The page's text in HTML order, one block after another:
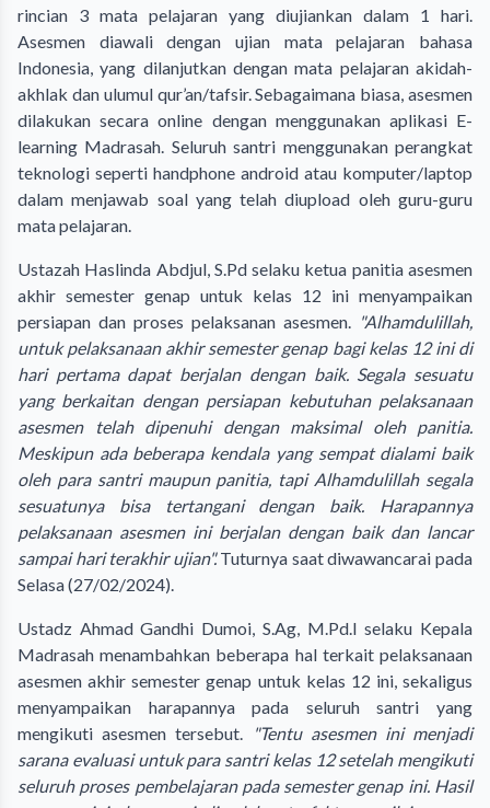
rincian 3 mata pelajaran yang diujiankan dalam 1 hari.
Asesmen diawali dengan ujian mata pelajaran bahasa
Indonesia, yang dilanjutkan dengan mata pelajaran akidah-
akhlak dan ulumul qur’an/tafsir. Sebagaimana biasa, asesmen
dilakukan secara online dengan menggunakan aplikasi E-
learning Madrasah. Seluruh santri menggunakan perangkat
teknologi seperti handphone android atau komputer/laptop
dalam menjawab soal yang telah diupload oleh guru-guru
mata pelajaran.
Ustazah Haslinda Abdjul, S.Pd selaku ketua panitia asesmen
akhir semester genap untuk kelas 12 ini menyampaikan
persiapan dan proses pelaksanan asesmen. "Alhamdulillah,
untuk pelaksanaan akhir semester genap bagi kelas 12 ini di
hari pertama dapat berjalan dengan baik. Segala sesuatu
yang berkaitan dengan persiapan kebutuhan pelaksanaan
asesmen telah dipenuhi dengan maksimal oleh panitia.
Meskipun ada beberapa kendala yang sempat dialami baik
oleh para santri maupun panitia, tapi Alhamdulillah segala
sesuatunya bisa tertangani dengan baik. Harapannya
pelaksanaan asesmen ini berjalan dengan baik dan lancar
sampai hari terakhir ujian".Tuturnya saat diwawancarai pada
Selasa (27/02/2024).
Ustadz Ahmad Gandhi Dumoi, S.Ag, M.Pd.I selaku Kepala
Madrasah menambahkan beberapa hal terkait pelaksanaan
asesmen akhir semester genap untuk kelas 12 ini, sekaligus
menyampaikan harapannya pada seluruh santri yang
mengikuti asesmen tersebut. "Tentu asesmen ini menjadi
sarana evaluasi untuk para santri kelas 12 setelah mengikuti
seluruh proses pembelajaran pada semester genap ini. Hasil